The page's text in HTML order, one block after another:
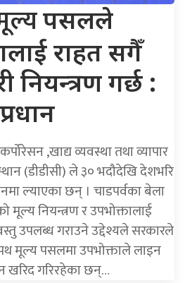
पसलले
राहत सगैँ
नियन्त्रण गर्छ :
प्रधान
,खाद्य व्यवस्था तथा व्यापार
(डीडीसी) ले ३० भदौदेखि देशभरि
ल्याएका छन् । चाडपर्वका बेला
मूल्य नियन्त्रण र उपभोक्तालाई
उपलब्ध गराउने उद्देश्यले सरकारले
मूल्य पसलमा उपभोक्ताले लाइन
खरिद गरिरहेका छन्…